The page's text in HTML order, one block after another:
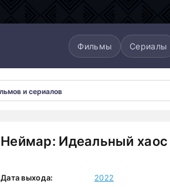
Фильмы Сериалы
Неймар: Идеальный
Дата выхода:
2022